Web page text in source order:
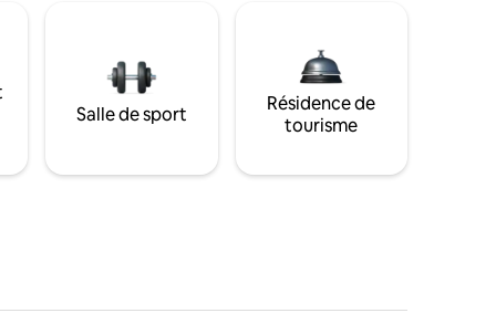
Salle de sport
Résidence de
tourisme